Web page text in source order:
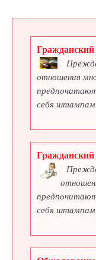
Гражданский
отношения
себя
Гражданский
себя